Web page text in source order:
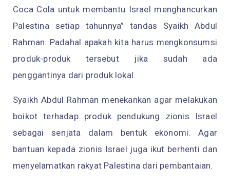
Coca Cola untuk membantu Israel menghancurkan
Palestina setiap tahunnya” tandas Syaikh Abdul
Rahman. Padahal apakah kita harus mengkonsumsi
produk-produk tersebut jika sudah ada
penggantinya dari produk lokal.
Syaikh Abdul Rahman menekankan agar melakukan
boikot terhadap produk pendukung zionis Israel
sebagai senjata dalam bentuk ekonomi. Agar
bantuan kepada zionis Israel juga ikut berhenti dan
menyelamatkan rakyat Palestina dari pembantaian.